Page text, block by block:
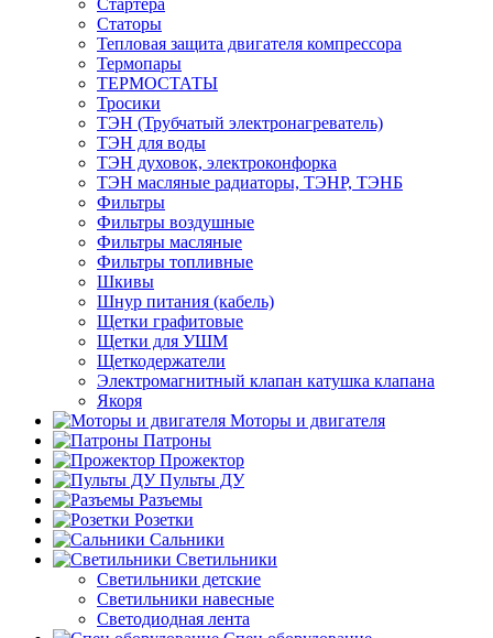
Стартера
Статоры
Тепловая защита двигателя компрессора
Термопары
ТЕРМОСТАТЫ
Тросики
ТЭН (Трубчатый электронагреватель)
ТЭН для воды
ТЭН духовок, электроконфорка
ТЭН масляные радиаторы, ТЭНР, ТЭНБ
Фильтры
Фильтры воздушные
Фильтры масляные
Фильтры топливные
Шкивы
Шнур питания (кабель)
Щетки графитовые
Щетки для УШМ
Щеткодержатели
Электромагнитный клапан катушка клапана
Якоря
Моторы и двигателя
Патроны
Прожектор
Пульты ДУ
Разъемы
Розетки
Сальники
Светильники
Светильники детские
Светильники навесные
Светодиодная лента